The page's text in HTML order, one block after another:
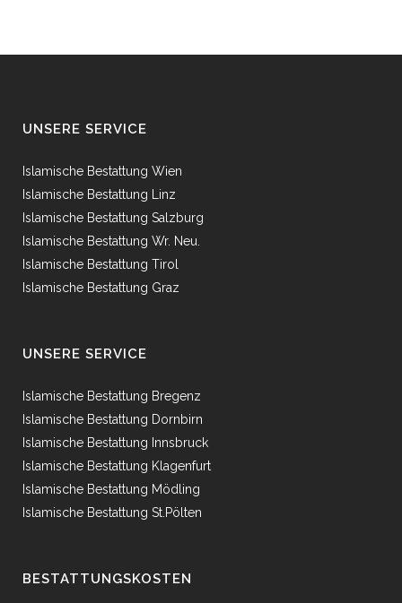
UNSERE SERVICE
Islamische Bestattung Wien
Islamische Bestattung Linz
Islamische Bestattung Salzburg
Islamische Bestattung Wr. Neu.
Islamische Bestattung Tirol
Islamische Bestattung Graz
UNSERE SERVICE
Islamische Bestattung Bregenz
Islamische Bestattung Dornbirn
Islamische Bestattung Innsbruck
Islamische Bestattung Klagenfurt
Islamische Bestattung Mödling
Islamische Bestattung St.Pölten
BESTATTUNGSKOSTEN